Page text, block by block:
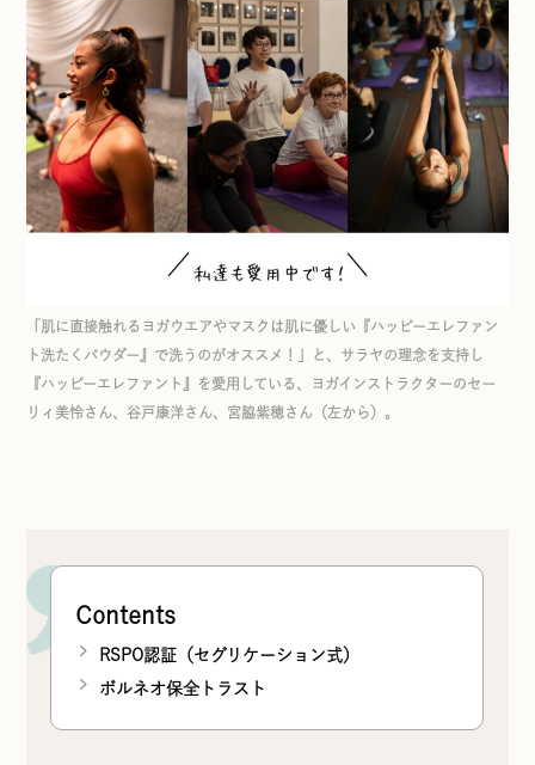
「肌に直接触れるヨガウエアやマスクは肌に優しい『ハッピーエレファン
ト洗たくパウダー』で洗うのがオススメ！」と、サラヤの理念を支持し
『ハッピーエレファント』を愛用している、ヨガインストラクターのセー
リィ美怜さん、谷戸康洋さん、宮脇紫穂さん（左から）。
Contents
RSPO認証（セグリケーション式）
ボルネオ保全トラスト